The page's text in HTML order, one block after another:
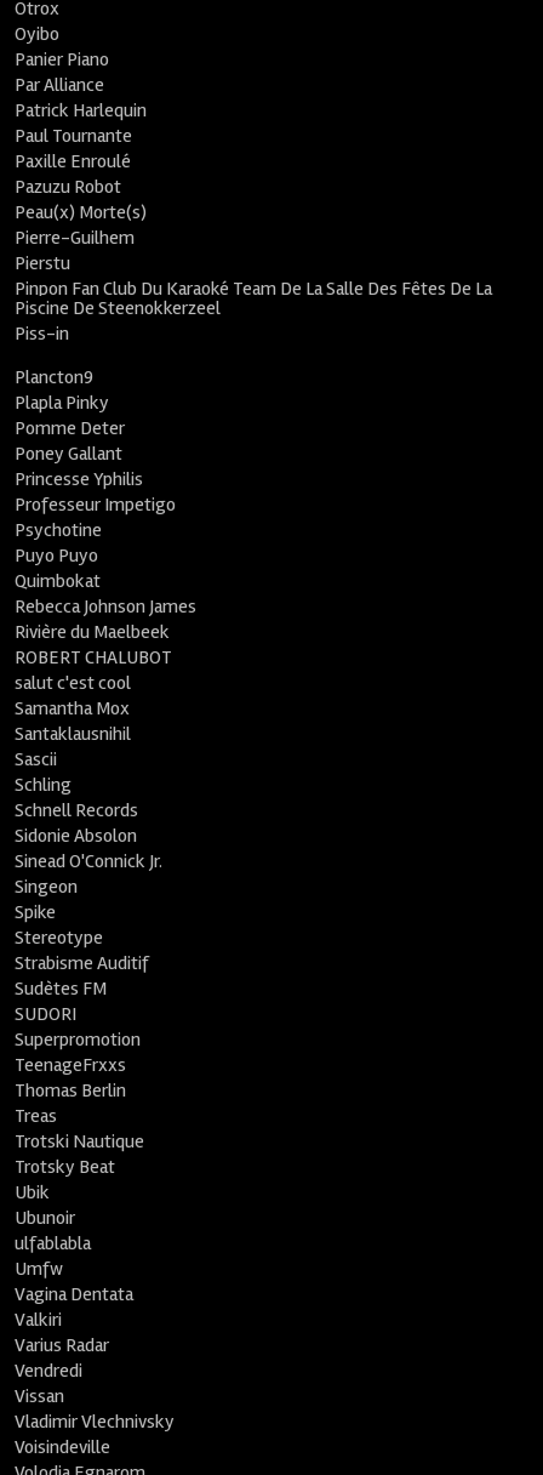
Otrox
Oyibo
Panier Piano
Par Alliance
Patrick Harlequin
Paul Tournante
Paxille Enroulé
Pazuzu Robot
Peau(x) Morte(s)
Pierre-Guilhem
Pierstu
Pinpon Fan Club Du Karaoké Team De La Salle Des Fêtes De La
Piscine De Steenokkerzeel
Piss-in
Plancton9
Plapla Pinky
Pomme Deter
Poney Gallant
Princesse Yphilis
Professeur Impetigo
Psychotine
Puyo Puyo
Quimbokat
Rebecca Johnson James
Rivière du Maelbeek
ROBERT CHALUBOT
salut c'est cool
Samantha Mox
Santaklausnihil
Sascii
Schling
Schnell Records
Sidonie Absolon
Sinead O'Connick Jr.
Singeon
Spike
Stereotype
Strabisme Auditif
Sudètes FM
SUDORI
Superpromotion
TeenageFrxxs
Thomas Berlin
Treas
Trotski Nautique
Trotsky Beat
Ubik
Ubunoir
ulfablabla
Umfw
Vagina Dentata
Valkiri
Varius Radar
Vendredi
Vissan
Vladimir Vlechnivsky
Voisindeville